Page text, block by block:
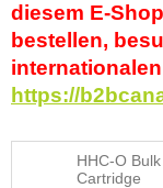
diesem E-
bestellen,
https://
HHC-O Bulk
Cartridge